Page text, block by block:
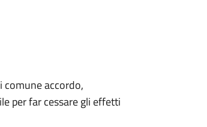
comune accordo,
per far cessare gli effetti